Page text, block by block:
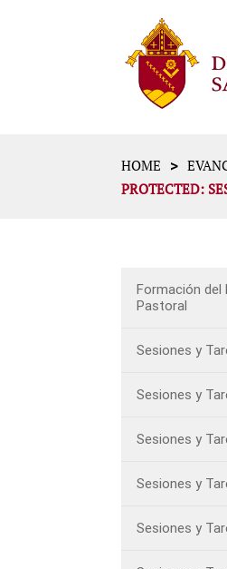
HOME >
PROTECTED:
Formación del
Pastoral
Sesiones y
Sesiones y
Sesiones y
Sesiones y
Sesiones y